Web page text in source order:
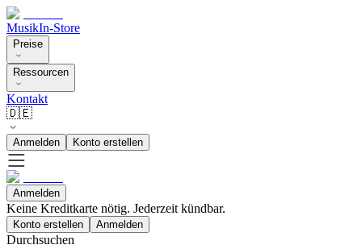
MusikIn-Store
Preise
Ressourcen
Kontakt
🇩🇪
Anmelden Konto erstellen
Anmelden
Keine Kreditkarte nötig. Jederzeit kündbar.
Konto erstellen Anmelden
Durchsuchen